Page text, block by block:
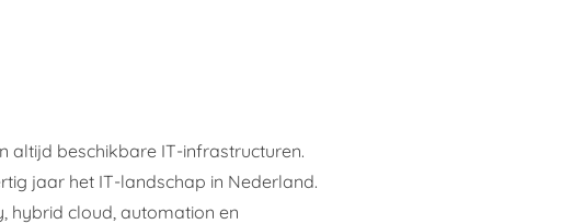
altijd beschikbare IT-infrastructuren.
jaar het IT-landschap in Nederland.
hybrid cloud, automation en